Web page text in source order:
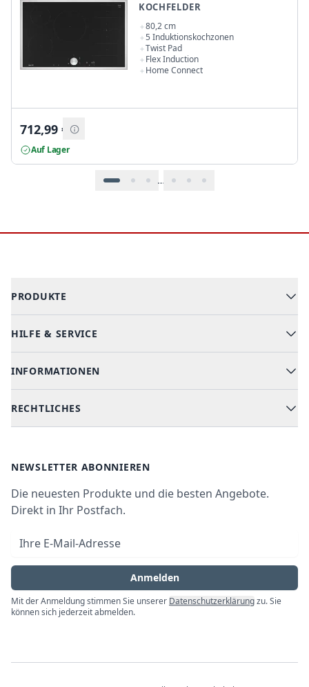
KOCHFELDER
80,2 cm
5 Induktionskochzonen
Twist Pad
Flex Induction
Home Connect
712,99 €
Auf Lager
…
PRODUKTE
Alle Kategorien
Kühlen & Gefrieren
HILFE & SERVICE
Hilfe & FAQ
INFORMATIONEN
Über uns
RECHTLICHES
Datenschutz
Widerrufsrecht
Impressum
NEWSLETTER ABONNIEREN
Die neuesten Produkte und die besten Angebote.
Direkt in Ihr Postfach.
E-Mail-Adresse
Anmelden
Mit der Anmeldung stimmen Sie unserer Datenschutzerklärungzu. Sie
können sich jederzeit abmelden.